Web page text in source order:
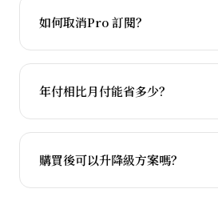
如何取消Pro 訂閱？
年付相比月付能省多少？
購買後可以升降級方案嗎？